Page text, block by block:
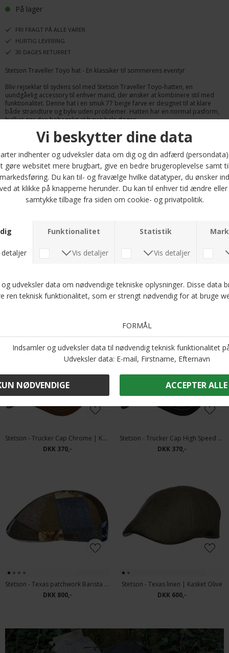
På lager
FRI FRAGT PÅ ALLE VARER
HURTIG LEVERING
30 DAGES RETURRET
Stetson Traveller Toyo hat - En klassiker til sommerens eventyr
Bliv rejseklar til sydens sol med Stetson Traveller Toyo-hatten, en
uundgåelig accessory til enhver mand, der ønsker at kombinere stil med
funktionalitet. Denne hat i en smuk 77 beige farve er designet til at klare
både strandture og byliv uden problemer. Hatten har en normal pasform,
hvilket gør den behagelig at bære hele dagen.
Fremstillet af 100% viskose, tilbyder denne hat en let og elegant
fornemmelse, der gør den perfekt til varme dage. Viskose er et naturligt
inspireret materiale, der føles blødt og smidigt mod huden, samtidig med
at det er formstabilt. Det er ideelt til at absorbere fugt og holde dit hoved
køligt, hvilket gør den til det perfekte valg til sommerens varme.
Hatten har en to-tonet design, hvor skyggen er lidt lysere end kronen,
hvilket tilføjer et moderne touch til din stil. Uanset om du er på ferie eller
bare nyder en dag i parken, vil Stetson Traveller Toyo-hatten sikre, at du ser
Optjen 5 procent rabat på alle din køb
Læs mere om Kundeklubben her
Stetson - Trucker Cap Chrome | Kasket Blue Brown
DKK 370,-
Stetson - Trucker Cap High Speed | Kasket Cream Navy
DKK 370,-
Stetson - Texas patchwork Barista | Kasket Patchwork
DKK 800,-
Stetson - Texas linen | Kasket Olive
DKK 600,-